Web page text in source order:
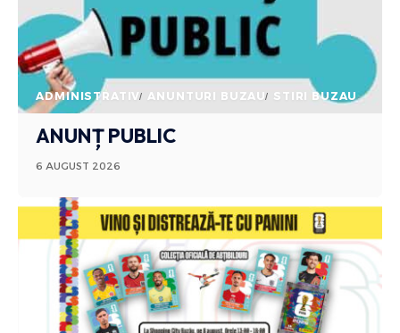
ADMINISTRATIV ANUNTURI BUZAU STIRI BUZAU
ANUNȚ PUBLIC
6 AUGUST 2026